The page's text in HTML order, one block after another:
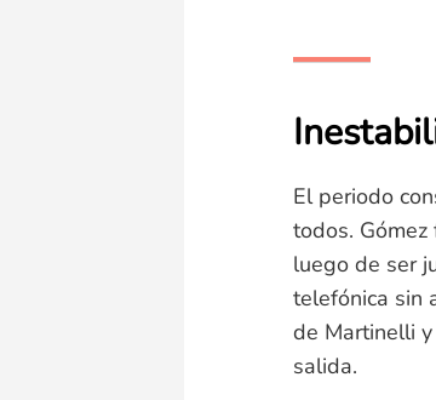
El periodo
todos.
luego de ser
telefónica sin
de Martinelli
salida.